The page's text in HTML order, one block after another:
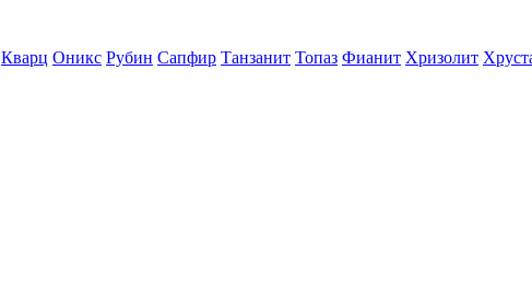
Кварц Оникс Рубин Сапфир Танзанит Топаз Фианит Хризолит